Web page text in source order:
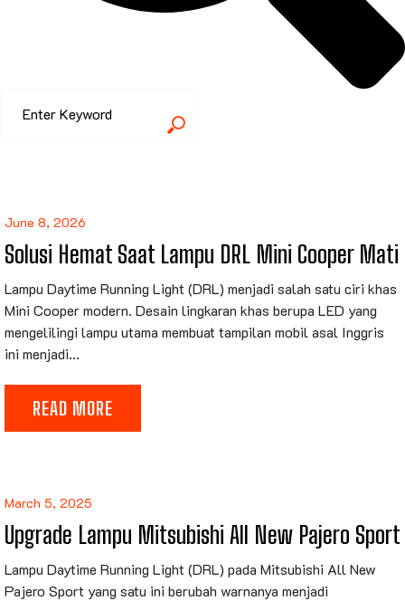
June 8, 2026
Solusi Hemat Saat Lampu DRL Mini Cooper Mati
Lampu Daytime Running Light (DRL) menjadi salah satu ciri khas
Mini Cooper modern. Desain lingkaran khas berupa LED yang
mengelilingi lampu utama membuat tampilan mobil asal Inggris
ini menjadi...
READ MORE
March 5, 2025
Upgrade Lampu Mitsubishi All New Pajero Sport
Lampu Daytime Running Light (DRL) pada Mitsubishi All New
Pajero Sport yang satu ini berubah warnanya menjadi